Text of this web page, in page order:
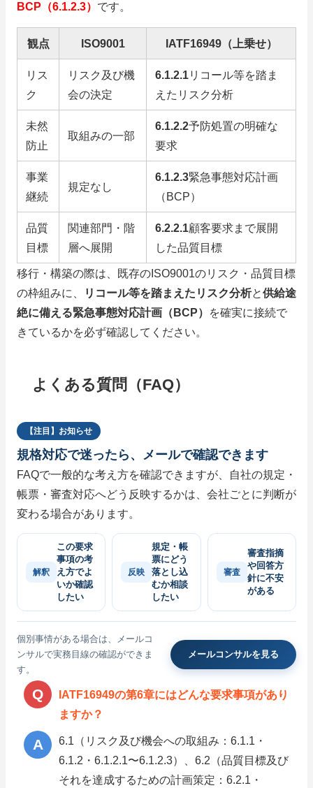
BCP（6.1.2.3） です。
観点 ISO9001 IATF16949（上乗せ）
リス
ク
リスク及び機
会の決定
6.1.2.1リコール等を踏ま
えたリスク分析
未然
防止
取組みの一部
6.1.2.2予防処置の明確な
要求
事業
継続
規定なし
6.1.2.3緊急事態対応計画
（BCP）
品質
目標
関連部門・階
層へ展開
6.2.2.1顧客要求まで展開
した品質目標
移行・構築の際は、既存のISO9001のリスク・品質目標
の枠組みに、
リコール等を踏まえたリスク分析と供給途
絶に備える緊急事態対応計画（BCP）
を確実に接続で
きているかを必ず確認してください。
よくある質問（FAQ）
【注目】お知らせ
規格対応で迷ったら、メールで確認できます
FAQで一般的な考え方を確認できますが、自社の規定・
帳票・審査対応へどう反映するかは、会社ごとに判断が
変わる場合があります。
解釈
この要求
事項の考
え方でよ
いか確認
したい
反映
規定・帳
票にどう
落とし込
むか相談
したい
審査
審査指摘
や回答方
針に不安
がある
個別事情がある場合は、メールコ
ンサルで実務目線の確認ができま
す。
メールコンサルを見る
IATF16949の第6章にはどんな要求事項があり
ますか？
6.1（リスク及び機会への取組み：6.1.1・
6.1.2・6.1.2.1〜6.1.2.3）、6.2（品質目標及び
それを達成するための計画策定：6.2.1・